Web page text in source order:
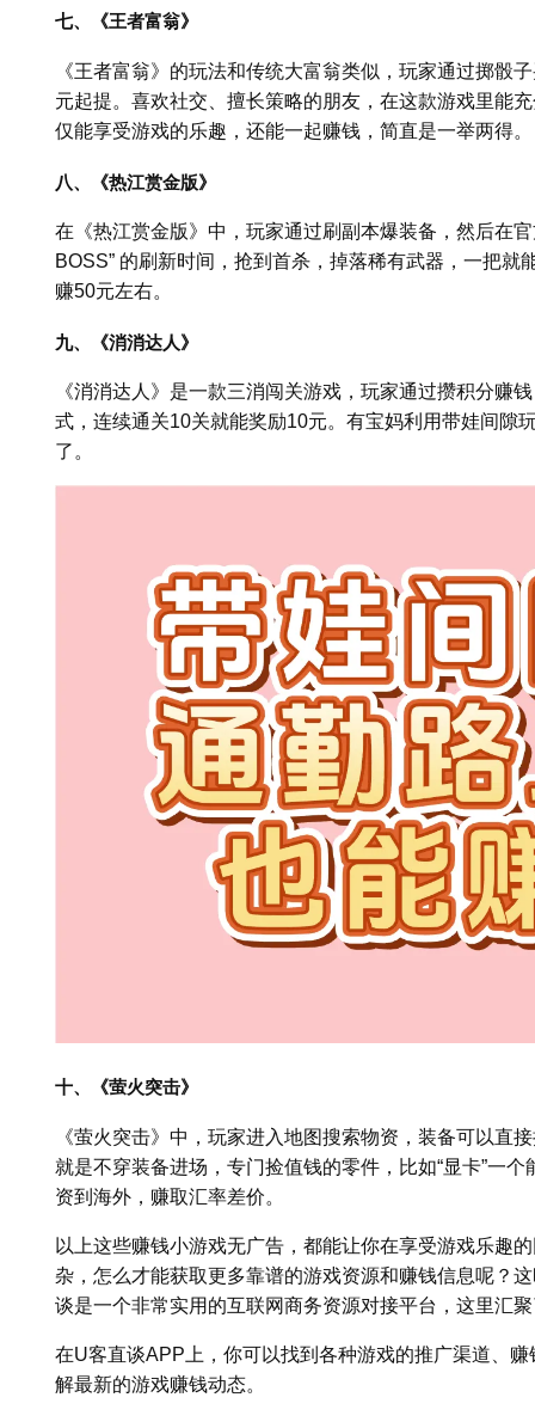
七、《王者富翁》
《王者富翁》的玩法和传统大富翁类似，玩家通过掷骰
元起提。喜欢社交、擅长策略的朋友，在这款游戏里能
仅能享受游戏的乐趣，还能一起赚钱，简直是一举两得。
八、《热江赏金版》
在《热江赏金版》中，玩家通过刷副本爆装备，然后在
BOSS” 的刷新时间，抢到首杀，掉落稀有武器，一把
赚50元左右。
九、《消消达人》
《消消达人》是一款三消闯关游戏，玩家通过攒积分赚
式，连续通关10关就能奖励10元。有宝妈利用带娃间隙
了。
十、《萤火突击》
《萤火突击》中，玩家进入地图搜索物资，装备可以直
就是不穿装备进场，专门捡值钱的零件，比如“显卡”一
资到海外，赚取汇率差价。
以上这些赚钱小游戏无广告，都能让你在享受游戏乐趣
杂，怎么才能获取更多靠谱的游戏资源和赚钱信息呢？
谈是一个非常实用的互联网商务资源对接平台，这里汇
在U客直谈APP上，你可以找到各种游戏的推广渠道、
解最新的游戏赚钱动态。